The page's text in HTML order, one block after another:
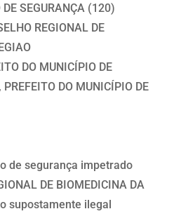
SEGURANÇA (120)
REGIONAL DE
DO MUNICÍPIO DE
DO MUNICÍPIO DE
de segurança impetrado
DE BIOMEDICINA DA
supostamente ilegal